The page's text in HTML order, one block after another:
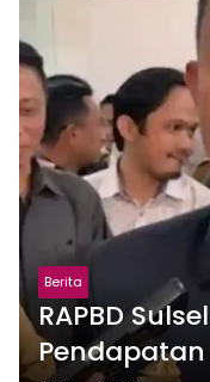
Berita
RAPBD
Pendapatan